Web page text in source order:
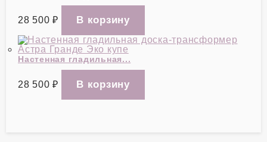
28 500₽
Настенная гладильная...
28 500₽